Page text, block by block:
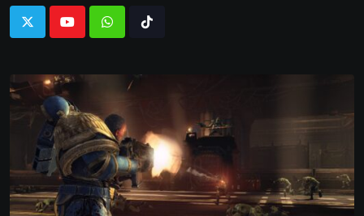
WhatsappTiktok